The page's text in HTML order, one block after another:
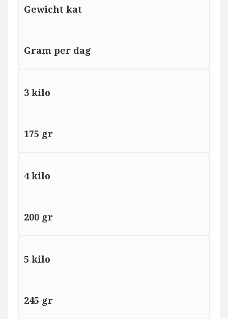
Gewicht kat
Gram per dag
3 kilo
175 gr
4 kilo
200 gr
5 kilo
245 gr